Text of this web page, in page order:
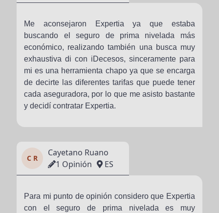
Me aconsejaron Expertia ya que estaba
buscando el seguro de prima nivelada más
económico, realizando también una busca muy
exhaustiva di con iDecesos, sinceramente para
mi es una herramienta chapo ya que se encarga
de decirte las diferentes tarifas que puede tener
cada aseguradora, por lo que me asisto bastante
y decidí contratar Expertia.
C R
Cayetano Ruano
1 Opinión
ES
Para mi punto de opinión considero que Expertia
con el seguro de prima nivelada es muy